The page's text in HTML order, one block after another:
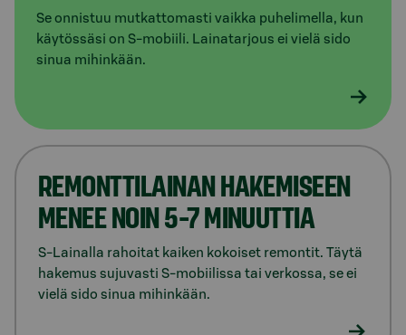
Se onnistuu mutkattomasti vaikka puhelimella, kun
käytössäsi on S-mobiili. Lainatarjous ei vielä sido
sinua mihinkään.
REMONTTILAINAN HAKEMISEEN
MENEE NOIN 5-7 MINUUTTIA
S-Lainalla rahoitat kaiken kokoiset remontit. Täytä
hakemus sujuvasti S-mobiilissa tai verkossa, se ei
vielä sido sinua mihinkään.